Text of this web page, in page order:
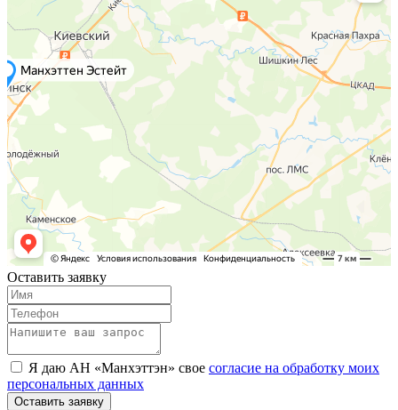
Оставить заявку
Я даю АН «Манхэттэн» свое согласие на обработку моих
персональных данных
Оставить заявку